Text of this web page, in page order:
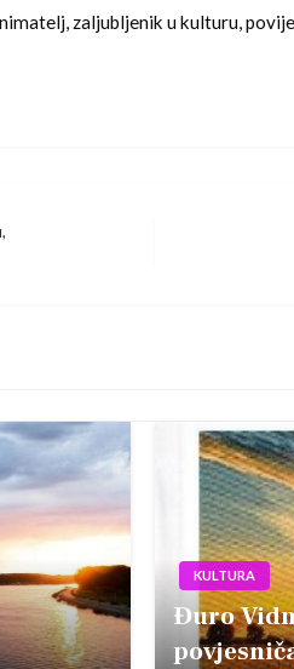
zaljubljenik u kulturu,
KULTURA
Đuro